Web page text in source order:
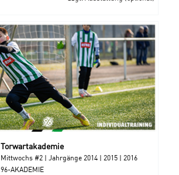
Torwartakademie
Mittwochs #2 | Jahrgänge 2014 | 2015 | 2016
96-AKADEMIE